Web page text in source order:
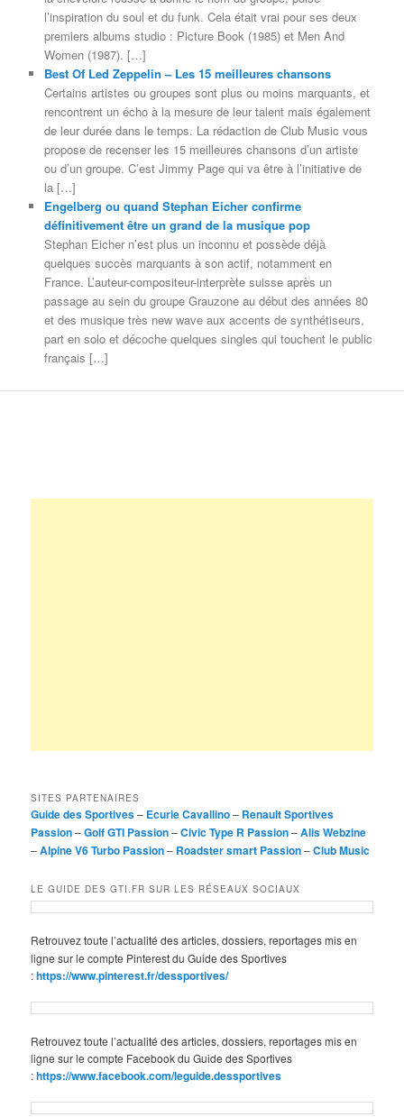
l’inspiration du soul et du funk. Cela était vrai pour ses deux
premiers albums studio : Picture Book (1985) et Men And
Women (1987). […]
Best Of Led Zeppelin – Les 15 meilleures chansons
Certains artistes ou groupes sont plus ou moins marquants, et
rencontrent un écho à la mesure de leur talent mais également
de leur durée dans le temps. La rédaction de Club Music vous
propose de recenser les 15 meilleures chansons d’un artiste
ou d’un groupe. C’est Jimmy Page qui va être à l’initiative de
la […]
Engelberg ou quand Stephan Eicher confirme
définitivement être un grand de la musique pop
Stephan Eicher n’est plus un inconnu et possède déjà
quelques succès marquants à son actif, notamment en
France. L’auteur-compositeur-interprète suisse après un
passage au sein du groupe Grauzone au début des années 80
et des musique très new wave aux accents de synthétiseurs,
part en solo et décoche quelques singles qui touchent le public
français […]
SITES PARTENAIRES
Guide des Sportives– Ecurie Cavallino– Renault Sportives
Passion–Golf GTI Passion–Civic Type R Passion–Alis Webzine
–Alpine V6 Turbo Passion– Roadster smart Passion–Club Music
LE GUIDE DES GTI.FR SUR LES RÉSEAUX SOCIAUX
Retrouvez toute l’actualité des articles, dossiers, reportages mis en
ligne sur le compte Pinterest du Guide des Sportives
:https://www.pinterest.fr/dessportives/
Retrouvez toute l’actualité des articles, dossiers, reportages mis en
ligne sur le compte Facebook du Guide des Sportives
:https://www.facebook.com/leguide.dessportives